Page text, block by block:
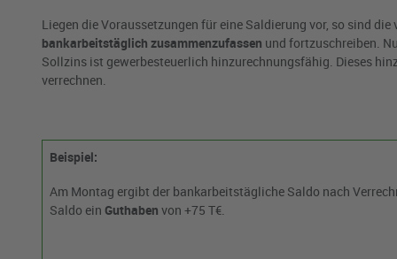
Liegen die Voraussetzungen für eine Saldierung vor, so sind
bankarbeitstäglich zusammenzufassen und fortzuschreiben.
Sollzins ist gewerbesteuerlich hinzurechnungsfähig. Dieses
verrechnen.
Beispiel:
Am Montag ergibt der bankarbeitstägliche Saldo nach
Saldo ein Guthaben von +75 T€.